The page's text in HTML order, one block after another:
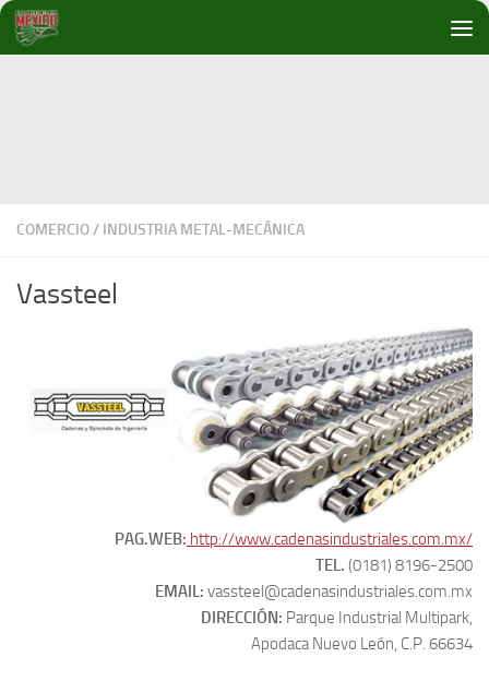
Debajo del contenido
COMERCIO/ INDUSTRIA METAL-MECÁNICA
Vassteel
PAG.WEB: http://www.cadenasindustriales.com.mx/
TEL. (0181) 8196-2500
EMAIL: vassteel@cadenasindustriales.com.mx
DIRECCIÓN: Parque Industrial Multipark,
Apodaca Nuevo León, C.P. 66634